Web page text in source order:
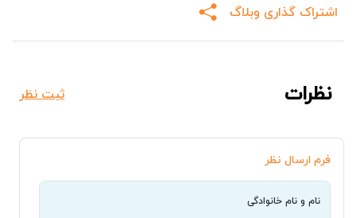
اشتراک گذاری وبلاگ
نظرات ثبت نظر
فرم ارسال نظر
نام و نام خانوادگی